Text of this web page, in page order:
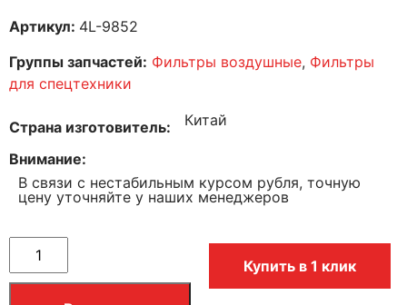
Артикул: 4L-9852
Группы запчастей: Фильтры воздушные, Фильтры
для спецтехники
Страна изготовитель Китай
Внимание
В связи с нестабильным курсом рубля, точную
цену уточняйте у наших менеджеров
Купить в 1 клик